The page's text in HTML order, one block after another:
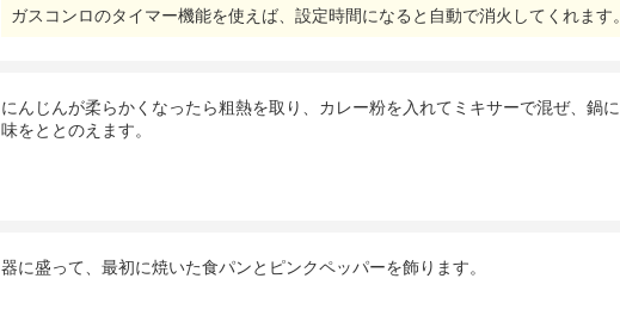
ガスコンロのタイマー機能を使えば、設定時間になると自動で消火してくれます。
にんじんが柔らかくなったら粗熱を取り、カレー粉を入れてミキサーで混ぜ、鍋
味をととのえます。
器に盛って、最初に焼いた食パンとピンクペッパーを飾ります。